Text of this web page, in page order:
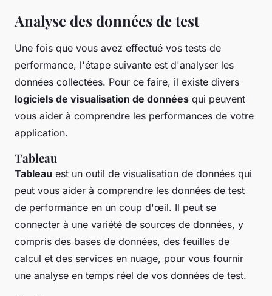
Analyse des données de test
Une fois que vous avez effectué vos tests de
performance, l'étape suivante est d'analyser les
données collectées. Pour ce faire, il existe divers
logiciels de visualisation de données qui peuvent
vous aider à comprendre les performances de votre
application.
Tableau
Tableau est un outil de visualisation de données qui
peut vous aider à comprendre les données de test
de performance en un coup d'œil. Il peut se
connecter à une variété de sources de données, y
compris des bases de données, des feuilles de
calcul et des services en nuage, pour vous fournir
une analyse en temps réel de vos données de test.